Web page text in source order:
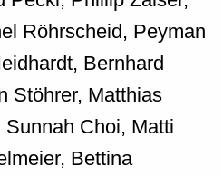
Röhrscheid, Peyman
Bernhard
Stöhrer, Matthias
Choi, Matti
Bettina